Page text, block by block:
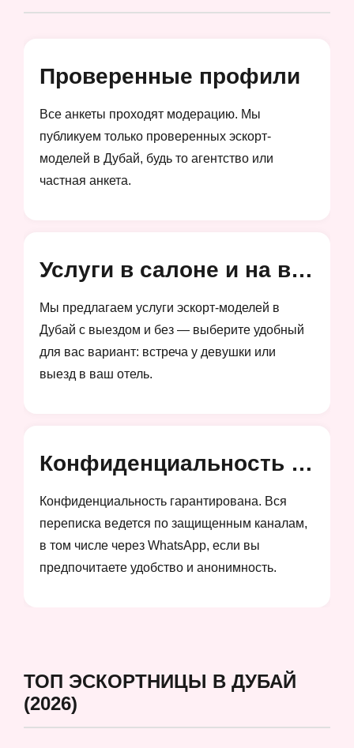
Проверенные профили
Все анкеты проходят модерацию. Мы
публикуем только проверенных эскорт-
моделей в Дубай, будь то агентство или
частная анкета.
Услуги в салоне и на выезд
Мы предлагаем услуги эскорт-моделей в
Дубай с выездом и без — выберите удобный
для вас вариант: встреча у девушки или
выезд в ваш отель.
Конфиденциальность и анонимность
Конфиденциальность гарантирована. Вся
переписка ведется по защищенным каналам,
в том числе через WhatsApp, если вы
предпочитаете удобство и анонимность.
ТОП ЭСКОРТНИЦЫ В ДУБАЙ
(2026)